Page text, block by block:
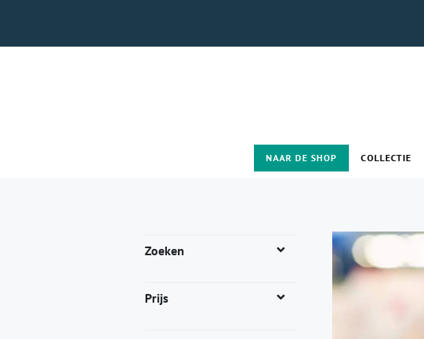
NAAR DE SHOP COLLECTIE
Zoeken
Prijs